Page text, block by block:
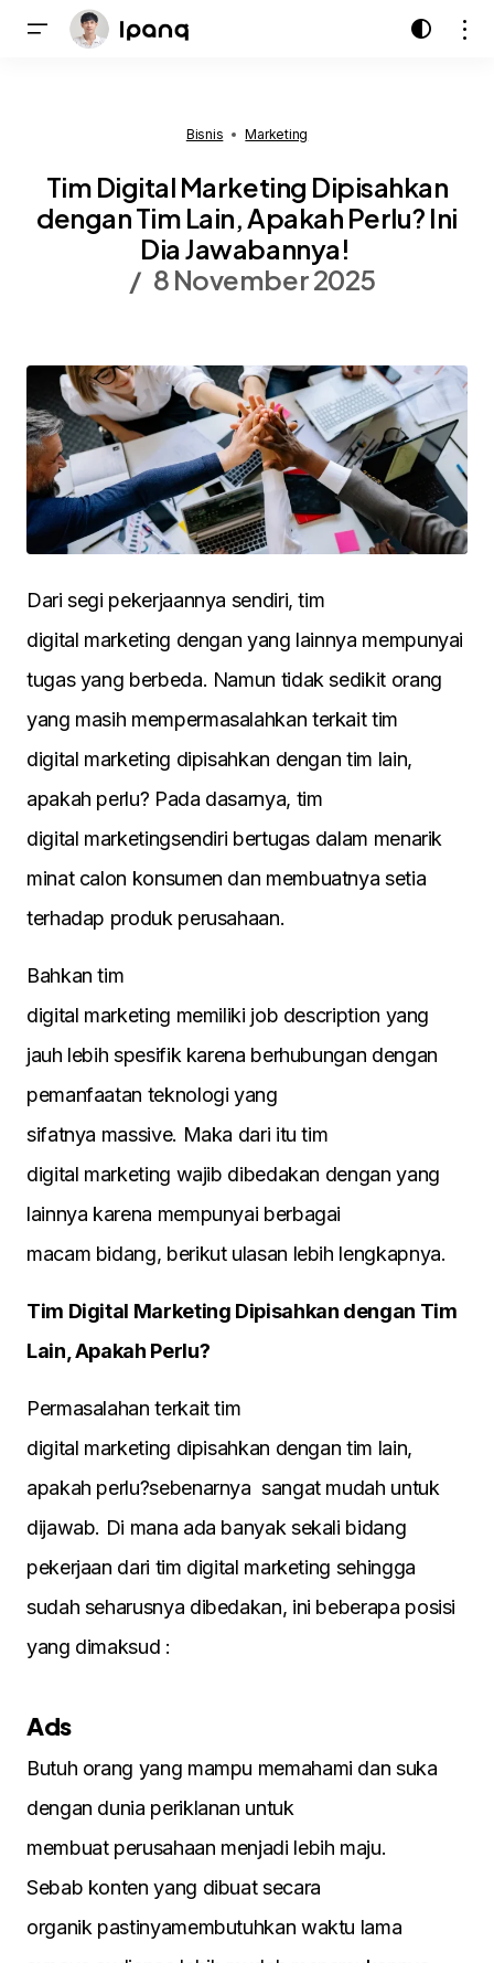
Bisnis Marketing
Tim Digital Marketing Dipisahkan
dengan Tim Lain, Apakah Perlu? Ini
Dia Jawabannya!
8 November 2025
Dari segi pekerjaannya sendiri, tim
digital marketing dengan yang lainnya mempunyai
tugas yang berbeda. Namun tidak sedikit orang
yang masih mempermasalahkan terkait tim
digital marketing dipisahkan dengan tim lain,
apakah perlu? Pada dasarnya, tim
digital marketingsendiri bertugas dalam menarik
minat calon konsumen dan membuatnya setia
terhadap produk perusahaan.
Bahkan tim
digital marketing memiliki job description yang
jauh lebih spesifik karena berhubungan dengan
pemanfaatan teknologi yang
sifatnya massive. Maka dari itu tim
digital marketing wajib dibedakan dengan yang
lainnya karena mempunyai berbagai
macam bidang, berikut ulasan lebih lengkapnya.
Tim Digital Marketing Dipisahkan dengan Tim
Lain, Apakah Perlu?
Permasalahan terkait tim
digital marketing dipisahkan dengan tim lain,
apakah perlu?sebenarnya sangat mudah untuk
dijawab. Di mana ada banyak sekali bidang
pekerjaan dari tim digital marketing sehingga
sudah seharusnya dibedakan, ini beberapa posisi
yang dimaksud :
Ads
Butuh orang yang mampu memahami dan suka
dengan dunia periklanan untuk
membuat perusahaan menjadi lebih maju.
Sebab konten yang dibuat secara
organik pastinyamembutuhkan waktu lama